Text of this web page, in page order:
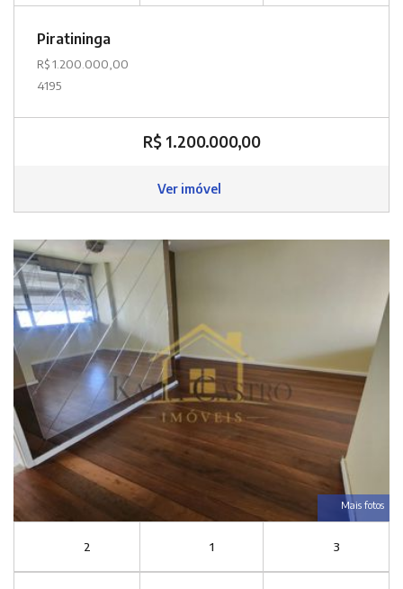
Piratininga
R$ 1.200.000,00
4195
R$ 1.200.000,00
Ver imóvel
Mais fotos
2 1 3